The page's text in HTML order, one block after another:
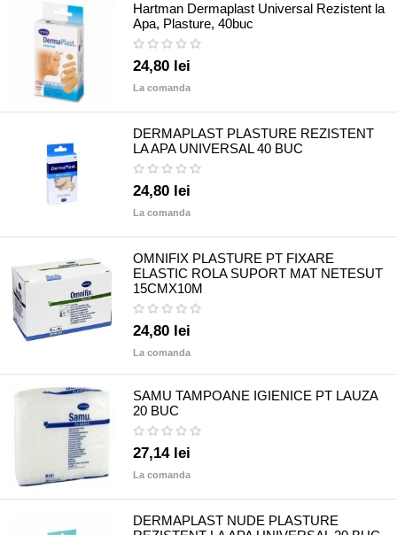
Hartman Dermaplast Universal Rezistent la
Apa, Plasture, 40buc
24,80 lei
La comanda
DERMAPLAST PLASTURE REZISTENT
LA APA UNIVERSAL 40 BUC
24,80 lei
La comanda
OMNIFIX PLASTURE PT FIXARE
ELASTIC ROLA SUPORT MAT NETESUT
15CMX10M
24,80 lei
La comanda
SAMU TAMPOANE IGIENICE PT LAUZA
20 BUC
27,14 lei
La comanda
DERMAPLAST NUDE PLASTURE